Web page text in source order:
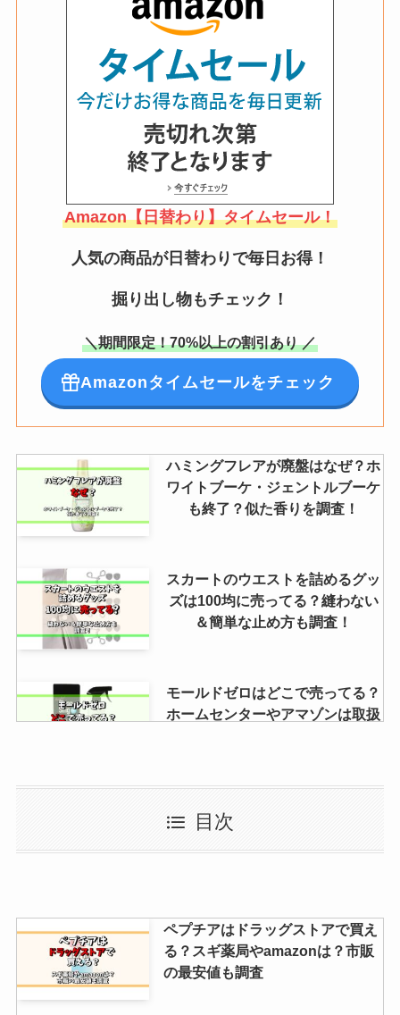
Amazon【日替わり】タイムセール！
人気の商品が日替わりで毎日お得！
掘り出し物もチェック！
＼期間限定！70%以上の割引あり ／
Amazonタイムセールをチェック
ハミングフレアが廃盤はなぜ？ホ
ワイトブーケ・ジェントルブーケ
も終了？似た香りを調査！
スカートのウエストを詰めるグッ
ズは100均に売ってる？縫わない
＆簡単な止め方も調査！
モールドゼロはどこで売ってる？
ホームセンターやアマゾンは取扱
る？Amazon・ドラッグストアで
買える？口コミ・値段も調査！
イーブイヒーローズ売ってる場所
は？再販は？絶版？売ってない？
売ってる店を調査
目次
ペプチアはドラッグストアで買え
る？スギ薬局やamazonは？市販
の最安値も調査